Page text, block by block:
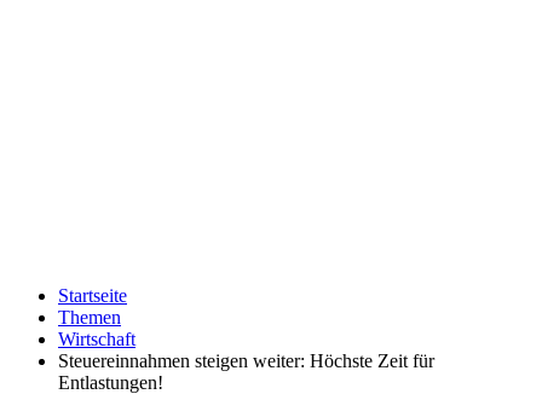
Startseite
Themen
Wirtschaft
Steuereinnahmen steigen weiter: Höchste Zeit für
Entlastungen!